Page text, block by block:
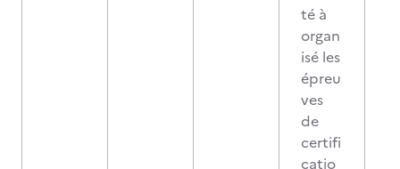
té à
organ
isé les
épreu
ves
de
certifi
catio